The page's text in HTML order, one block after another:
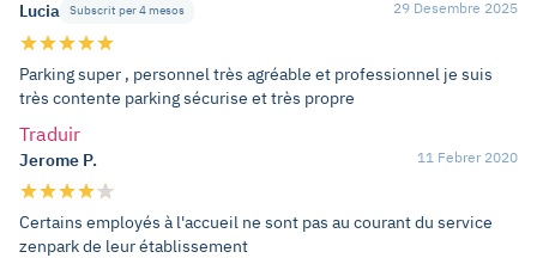
Lucia Subscrit per 4 mesos 29 Desembre 2025
Parking super , personnel très agréable et professionnel je suis
très contente parking sécurise et très propre
Traduir
Jerome P. 11 Febrer 2020
Certains employés à l'accueil ne sont pas au courant du service
zenpark de leur établissement